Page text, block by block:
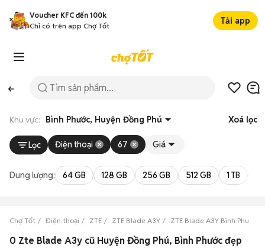
Voucher KFC đến 100k
Chỉ có trên app Chợ Tốt
Tải app
Khu vực: Bình Phước, Huyện Đồng Phú Xoá lọc
Lọc Điện thoại 67 Giá
Dung lượng: 64 GB 128 GB 256 GB 512 GB 1 TB
Chợ Tốt Điện thoại ZTE ZTE Blade A3Y ZTE Blade A3Y Bình Phước
0 Zte Blade A3y cũ Huyện Đồng Phú, Bình Phước đẹp